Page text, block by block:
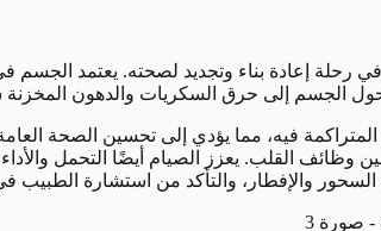
رحلة إعادة بناء وتجديد لصحته. يعتمد
الجسم إلى حرق السكريات والدهون المخزنة
فيه، مما يؤدي إلى تحسين الصحة
القلب. يعزز الصيام أيضًا التحمل
والإفطار، والتأكد من استشارة